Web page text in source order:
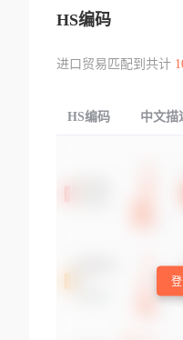
HS编码
进口贸易匹配到共计
HS编码 中文描